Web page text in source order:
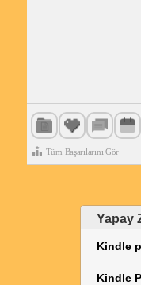
Tüm Başarılarını Gör
Yapay
Kindle
Kindle